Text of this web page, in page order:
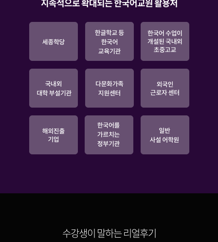
가속화
2025.05.21 한스경제
“한국어만 잘해도 먹고 살겠는데?” BTS, 케데헌 K컬처
2025.09.01 매일경제
한류열풍 타고 ‘한국어’가 뜬다 전세계적으로 한국어
교육수요 크게 늘어
2024.12.19 재외동포신문
지속적으로 확대되는 한국어교원 활용처
수강생이 말하는 리얼후기